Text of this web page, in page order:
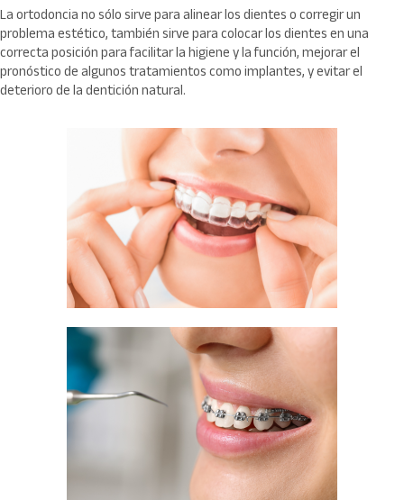
La ortodoncia no sólo sirve para alinear los dientes o corregir un
problema estético, también sirve para colocar los dientes en una
correcta posición para facilitar la higiene y la función, mejorar el
pronóstico de algunos tratamientos como implantes, y evitar el
deterioro de la dentición natural.